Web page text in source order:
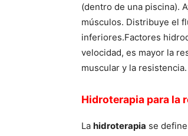
(dentro de una piscina).
músculos. Distribuye el
inferiores.Factores
velocidad, es mayor la
muscular y la resistencia.
Hidroterapia para la
La hidroterapia se